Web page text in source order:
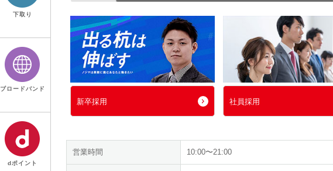
下取り
ブロードバンド
dポイント
新卒採用 社員採用
営業時間 10:00〜21:00